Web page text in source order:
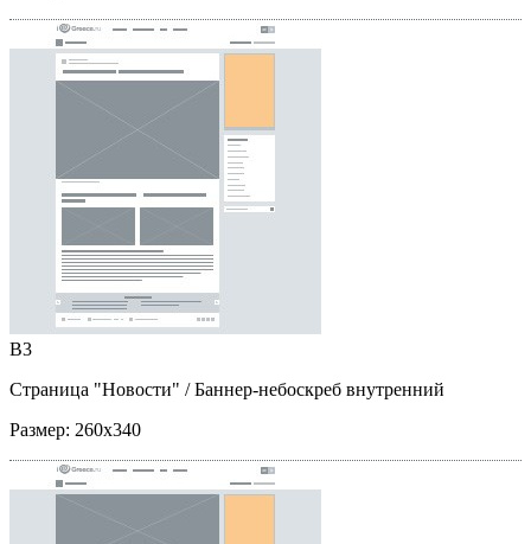
B3
Страница "Новости" / Баннер-небоскреб внутренний
Размер: 260x340